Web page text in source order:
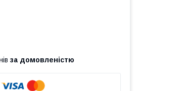
за домовленістю